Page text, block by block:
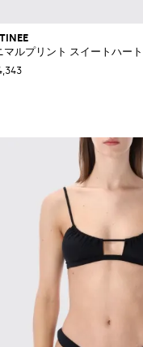
マルプリント スイートハー